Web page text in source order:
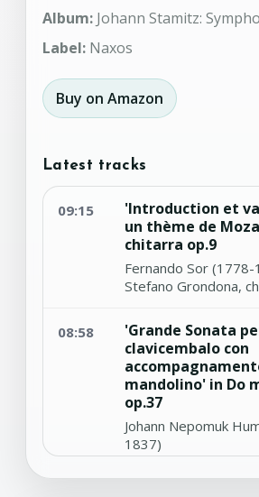
Album: Johann Stamitz:
Label: Naxos
Buy on Amazon
Latest tracks
09:15
'Introduction et
un thème de
chitarra op.9
Fernando Sor (1778-
Stefano Grondona,
08:58
'Grande Sonata
clavicembalo con
mandolino' in Do
op.37
Johann Nepomuk
1837)
Duilio Galfetti,
Fasolis, fortepiano